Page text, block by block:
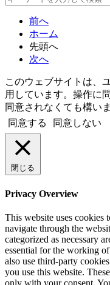
前へ
ホーム
先頭へ
次へ
このウェブサイトは、
用しています。操作に
同意されなくても構い
同意する
同意しない
閉じる
Privacy Overview
This website uses cookies
navigate through the
categorized as necessary
essential for the working
also use third-party
you use this website.
only with your consent.